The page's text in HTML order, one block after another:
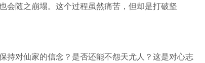
会随之崩塌。这个过程虽然痛苦，但却是打破坚
持对仙家的信念？是否还能不怨天尤人？这是对心志